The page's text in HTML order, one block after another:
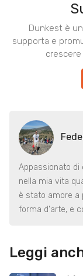
Dunkest è
supporta e
Appassionato di
nella mia vita
è stato amore a
forma d'arte, e
Leggi